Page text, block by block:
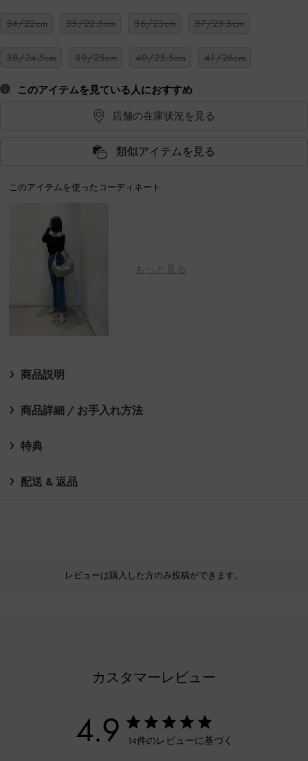
34/22cm 35/22.5cm 36/23cm 37/23.5cm
38/24.5cm 39/25cm 40/25.5cm 41/26cm
このアイテムを見ている人におすすめ
店舗の在庫状況を見る
類似アイテムを見る
このアイテムを使ったコーディネート:
もっと見る
商品説明
商品詳細 / お手入れ方法
特典
配送 & 返品
レビューは購入した方のみ投稿ができます。
カスタマーレビュー
4.9 14件のレビューに基づく